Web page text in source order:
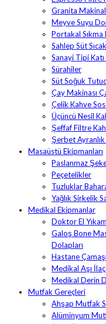
Granita
Meyve Suyu
Portakal Sıkma
Sahlep Süt
Sanayi Tipi Katı
Sürahiler
Süt Soğuk
Çay Makinası
Çelik Kahve
Üçüncü Nesil
Şeffaf Filtre
Şerbet
Masaüstü Ekipmanları
Paslanmaz
Peçetelikler
Tuzluklar
Yağlık Sirkelik
Medikal Ekipmanlar
Doktor El
Galoş Bone
Dolapları
Hastane
Medikal Aşı
Medikal Derin
Mutfak Gereçleri
Ahşap Mutfak
Alüminyum